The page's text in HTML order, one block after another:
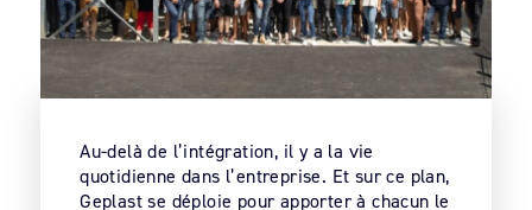
Au-delà de l’intégration, il y a la vie
quotidienne dans l’entreprise. Et sur ce plan,
Geplast se déploie pour apporter à chacun le